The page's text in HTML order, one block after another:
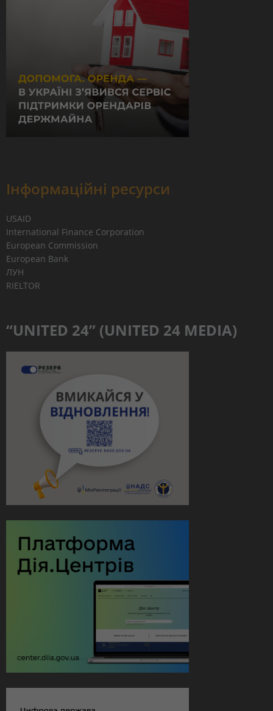
Інформаційні ресурси
USAID
International Finance Corporation
European Commission
European Bank
ЛУН
RIELTOR
“UNITED 24” (UNITED 24 MEDIA)